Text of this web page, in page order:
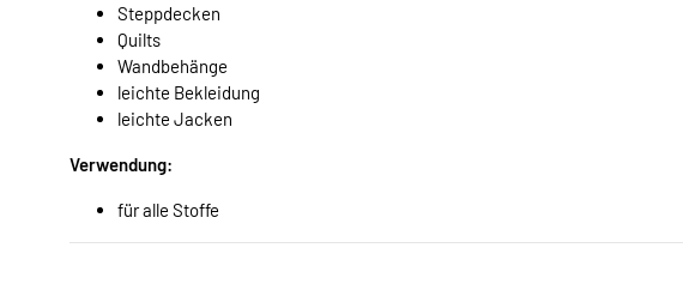
Steppdecken
Quilts
Wandbehänge
leichte Bekleidung
leichte Jacken
Verwendung:
für alle Stoffe